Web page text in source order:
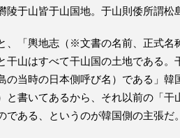
陵于山皆于山国地。于山則倭所謂松
、「輿地志（※文書の名前、正式名
干山はすべて干山国の土地である。
当時の日本側呼び名）である」韓
と書いてあるから、それ以前の「
である、というのが韓国側の主張だ。